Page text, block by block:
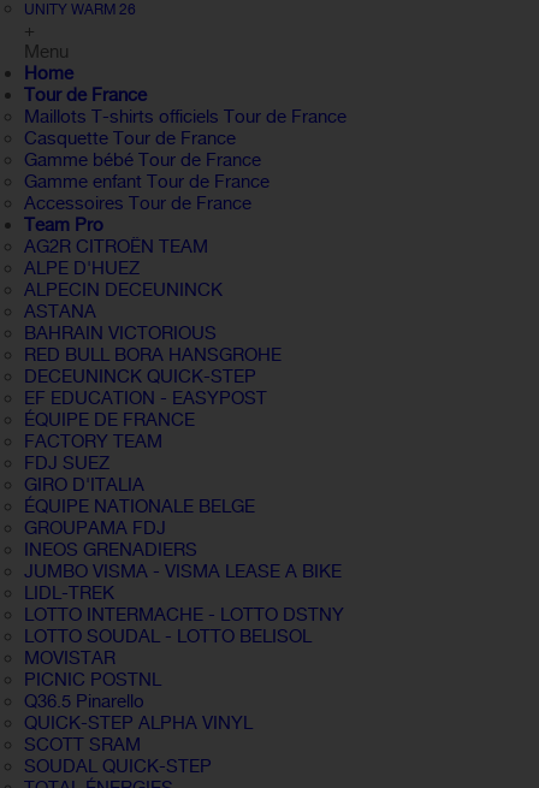
UNITY WARM 26
+
Menu
Home
Tour de France
Maillots T-shirts officiels Tour de France
Casquette Tour de France
Gamme bébé Tour de France
Gamme enfant Tour de France
Accessoires Tour de France
Team Pro
AG2R CITROËN TEAM
ALPE D'HUEZ
ALPECIN DECEUNINCK
ASTANA
BAHRAIN VICTORIOUS
RED BULL BORA HANSGROHE
DECEUNINCK QUICK-STEP
EF EDUCATION - EASYPOST
ÉQUIPE DE FRANCE
FACTORY TEAM
FDJ SUEZ
GIRO D'ITALIA
ÉQUIPE NATIONALE BELGE
GROUPAMA FDJ
INEOS GRENADIERS
JUMBO VISMA - VISMA LEASE A BIKE
LIDL-TREK
LOTTO INTERMACHE - LOTTO DSTNY
LOTTO SOUDAL - LOTTO BELISOL
MOVISTAR
PICNIC POSTNL
Q36.5 Pinarello
QUICK-STEP ALPHA VINYL
SCOTT SRAM
SOUDAL QUICK-STEP